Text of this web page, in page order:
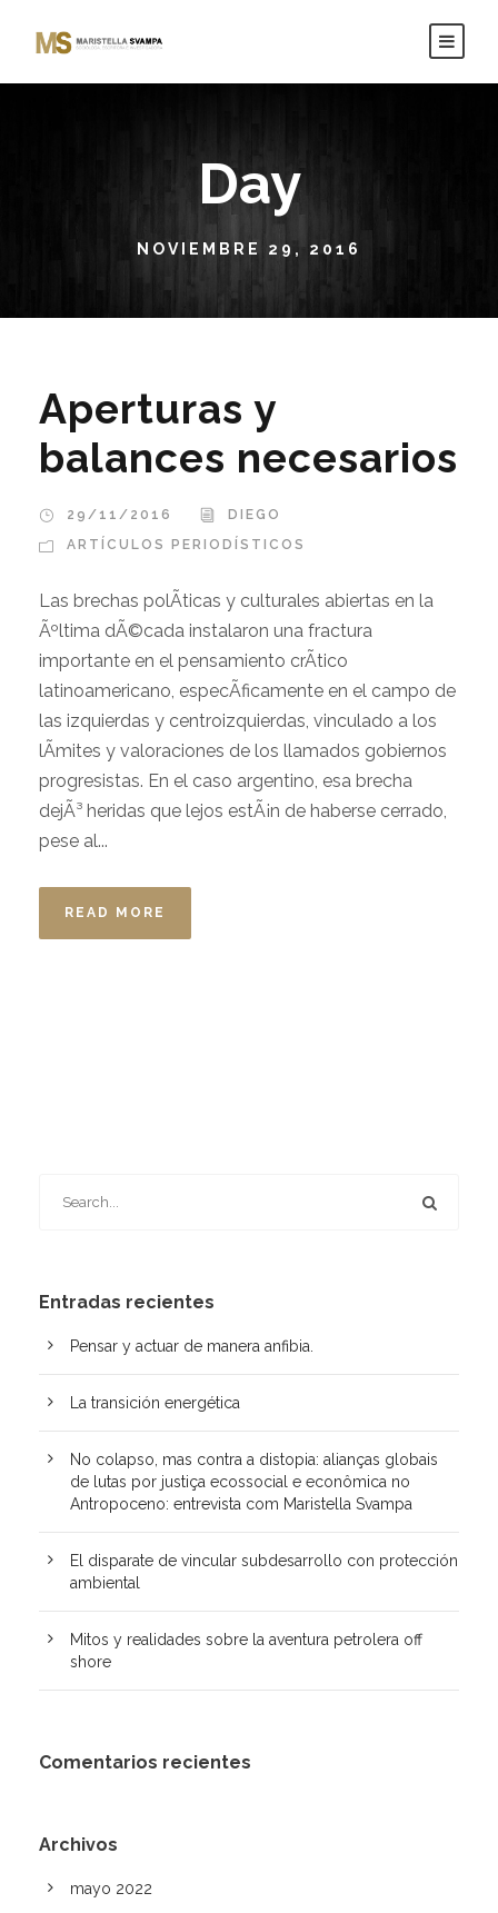
Day
NOVIEMBRE 29, 2016
Aperturas y
balances necesarios
29/11/2016
DIEGO
ARTÍ­CULOS PERIODÍSTICOS
Las brechas polÃ­ticas y culturales abiertas en la
Ãºltima dÃ©cada instalaron una fractura
importante en el pensamiento crÃ­tico
latinoamericano, especÃ­ficamente en el campo de
las izquierdas y centroizquierdas, vinculado a los
lÃ­mites y valoraciones de los llamados gobiernos
progresistas. En el caso argentino, esa brecha
dejÃ³ heridas que lejos estÃ¡n de haberse cerrado,
pese al...
READ MORE
Entradas recientes
Pensar y actuar de manera anfibia.
La transición energética
No colapso, mas contra a distopia: alianças globais
de lutas por justiça ecossocial e econômica no
Antropoceno: entrevista com Maristella Svampa
El disparate de vincular subdesarrollo con protección
ambiental
Mitos y realidades sobre la aventura petrolera off
shore
Comentarios recientes
Archivos
mayo 2022